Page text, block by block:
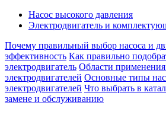
Насос высокого давления
Электродвигатель и
Почему правильный выбор насоса и
эффективность Как правильно
электродвигатель Области применения
электродвигателей Основные типы
электродвигателей Что выбрать в
замене и обслуживанию